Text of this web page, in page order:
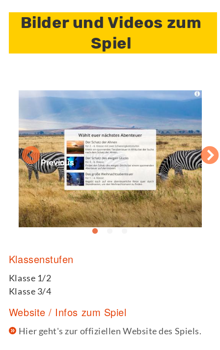
Bilder und Videos zum
Spiel
Previous
Klassenstufen
Klasse 1/2
Klasse 3/4
Website / Infos zum Spiel
Hier geht's zur offiziellen Website des Spiels.